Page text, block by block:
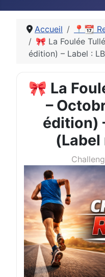
Accueil
📍📆
🎀 La Foulée
édition) – Label :
🎀 La
–
édition)
(Label